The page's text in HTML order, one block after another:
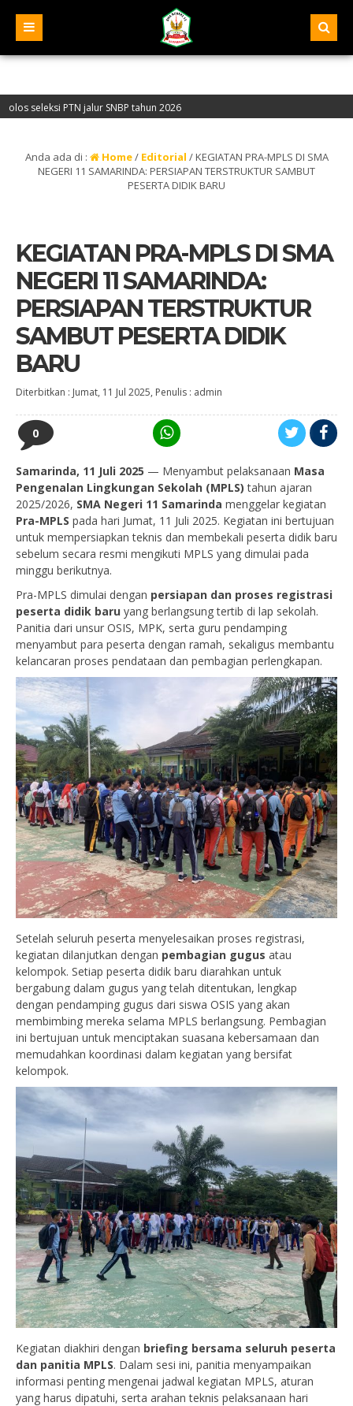
jalur SNBP tahun 2026
– Akreditasi “A” – Alamat : Jalan Pelita IV, Samarinda – Kalimantan
Anda ada di : Home/ Editorial /KEGIATAN PRA-MPLS DI SMA
NEGERI 11 SAMARINDA: PERSIAPAN TERSTRUKTUR SAMBUT
PESERTA DIDIK BARU
KEGIATAN PRA-MPLS DI SMA
NEGERI 11 SAMARINDA:
PERSIAPAN TERSTRUKTUR
SAMBUT PESERTA DIDIK
BARU
Diterbitkan : Jumat, 11 Jul 2025, Penulis : admin
0
Samarinda, 11 Juli 2025 — Menyambut pelaksanaan Masa
Pengenalan Lingkungan Sekolah (MPLS) tahun ajaran
2025/2026, SMA Negeri 11 Samarinda menggelar kegiatan
Pra-MPLS pada hari Jumat, 11 Juli 2025. Kegiatan ini bertujuan
untuk mempersiapkan teknis dan membekali peserta didik baru
sebelum secara resmi mengikuti MPLS yang dimulai pada
minggu berikutnya.
Pra-MPLS dimulai dengan persiapan dan proses registrasi
peserta didik baru yang berlangsung tertib di lap sekolah.
Panitia dari unsur OSIS, MPK, serta guru pendamping
menyambut para peserta dengan ramah, sekaligus membantu
kelancaran proses pendataan dan pembagian perlengkapan.
Setelah seluruh peserta menyelesaikan proses registrasi,
kegiatan dilanjutkan dengan pembagian gugus atau
kelompok. Setiap peserta didik baru diarahkan untuk
bergabung dalam gugus yang telah ditentukan, lengkap
dengan pendamping gugus dari siswa OSIS yang akan
membimbing mereka selama MPLS berlangsung. Pembagian
ini bertujuan untuk menciptakan suasana kebersamaan dan
memudahkan koordinasi dalam kegiatan yang bersifat
kelompok.
Kegiatan diakhiri dengan briefing bersama seluruh peserta
dan panitia MPLS. Dalam sesi ini, panitia menyampaikan
informasi penting mengenai jadwal kegiatan MPLS, aturan
yang harus dipatuhi, serta arahan teknis pelaksanaan hari